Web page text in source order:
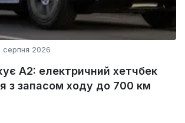
серпня 2026
A2: електричний хетчбек
з запасом ходу до 700 км